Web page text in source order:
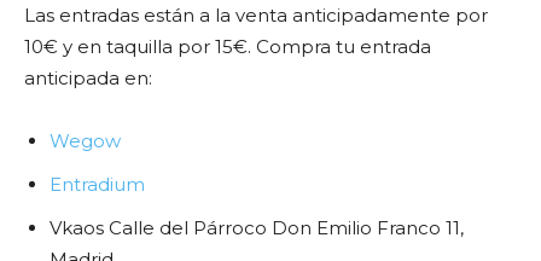
Las entradas están a la venta anticipadamente por
10€ y en taquilla por 15€. Compra tu entrada
anticipada en:
Wegow
Entradium
Vkaos Calle del Párroco Don Emilio Franco 11,